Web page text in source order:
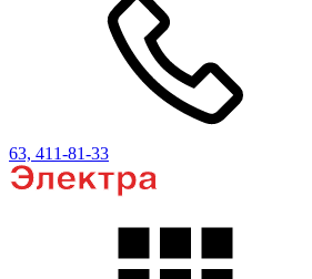
63, 411-81-33